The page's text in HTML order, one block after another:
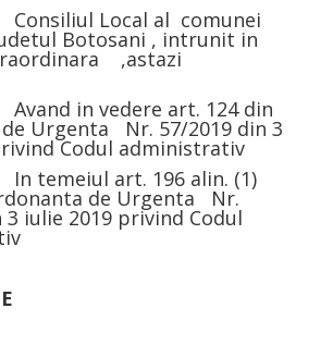
Local al comunei
Botosani , intrunit in
,astazi
vedere art. 124 din
Urgenta Nr. 57/2019 din 3
Codul administrativ
art. 196 alin. (1)
de Urgenta Nr.
3 iulie 2019 privind Codul